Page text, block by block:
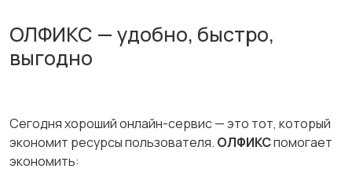
ОЛФИКС — удобно, быстро,
выгодно
Сегодня хороший онлайн-сервис — это тот, который
экономит ресурсы пользователя. ОЛФИКСпомогает
экономить: